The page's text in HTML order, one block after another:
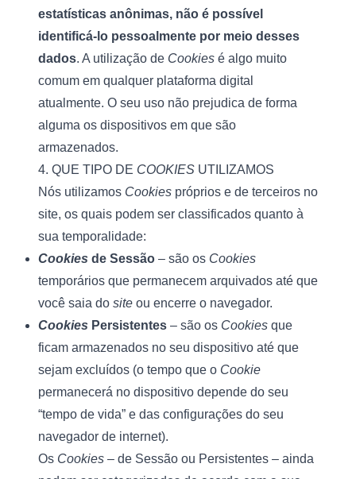
estatísticas anônimas, não é possível
identificá-lo pessoalmente por meio desses
dados. A utilização de Cookies é algo muito
comum em qualquer plataforma digital
atualmente. O seu uso não prejudica de forma
alguma os dispositivos em que são
armazenados.
4. QUE TIPO DE COOKIES UTILIZAMOS
Nós utilizamos Cookies próprios e de terceiros no
site, os quais podem ser classificados quanto à
sua temporalidade:
Cookies de Sessão – são os Cookies
temporários que permanecem arquivados até que
você saia do site ou encerre o navegador.
Cookies Persistentes – são os Cookies que
ficam armazenados no seu dispositivo até que
sejam excluídos (o tempo que o Cookie
permanecerá no dispositivo depende do seu
“tempo de vida” e das configurações do seu
navegador de internet).
Os Cookies – de Sessão ou Persistentes – ainda